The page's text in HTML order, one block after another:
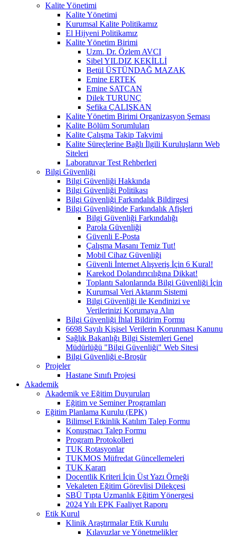
Kalite Yönetimi
Kalite Yönetimi
Kurumsal Kalite Politikamız
El Hijyeni Politikamız
Kalite Yönetim Birimi
Uzm. Dr. Özlem AVCI
Sibel YILDIZ KEKİLLİ
Betül ÜSTÜNDAĞ MAZAK
Emine ERTEK
Emine SATCAN
Dilek TURUNÇ
Şefika ÇALIŞKAN
Kalite Yönetim Birimi Organizasyon Şeması
Kalite Bölüm Sorumluları
Kalite Çalışma Takip Takvimi
Kalite Süreçlerine Bağlı İlgili Kuruluşların Web
Siteleri
Laboratuvar Test Rehberleri
Bilgi Güvenliği
Bilgi Güvenliği Hakkında
Bilgi Güvenliği Politikası
Bilgi Güvenliği Farkındalık Bildirgesi
Bilgi Güvenliğinde Farkındalık Afişleri
Bilgi Güvenliği Farkındalığı
Parola Güvenliği
Güvenli E-Posta
Çalışma Masanı Temiz Tut!
Mobil Cihaz Güvenliği
Güvenli İnternet Alışveriş İçin 6 Kural!
Karekod Dolandırıcılığına Dikkat!
Toplantı Salonlarında Bilgi Güvenliği İçin
Kurumsal Veri Aktarım Sistemi
Bilgi Güvenliği ile Kendinizi ve
Verilerinizi Korumaya Alın
Bilgi Güvenliği İhlal Bildirim Formu
6698 Sayılı Kişisel Verilerin Korunması Kanunu
Sağlık Bakanlığı Bilgi Sistemleri Genel
Müdürlüğü "Bilgi Güvenliği" Web Sitesi
Bilgi Güvenliği e-Broşür
Projeler
Hastane Sınıfı Projesi
Akademik
Akademik ve Eğitim Duyuruları
Eğitim ve Seminer Programları
Eğitim Planlama Kurulu (EPK)
Bilimsel Etkinlik Katılım Talep Formu
Konuşmacı Talep Formu
Program Protokolleri
TUK Rotasyonlar
TUKMOS Müfredat Güncellemeleri
TUK Kararı
Doçentlik Kriteri İçin Üst Yazı Örneği
Vekaleten Eğitim Görevlisi Dilekçesi
SBÜ Tıpta Uzmanlık Eğitim Yönergesi
2024 Yılı EPK Faaliyet Raporu
Etik Kurul
Klinik Araştırmalar Etik Kurulu
Kılavuzlar ve Yönetmelikler